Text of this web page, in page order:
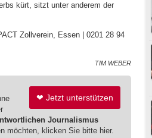
kürt, sitzt unter anderem der
Zollverein, Essen | 0201 28 94
TIM WEBER
❤ Jetzt unterstützen
Journalismus
möchten, klicken Sie bitte hier.